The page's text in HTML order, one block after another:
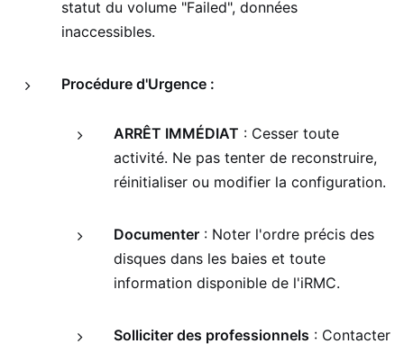
statut du volume "Failed", données
inaccessibles.
Procédure d'Urgence :
ARRÊT IMMÉDIAT : Cesser toute
activité. Ne pas tenter de reconstruire,
réinitialiser ou modifier la configuration.
Documenter : Noter l'ordre précis des
disques dans les baies et toute
information disponible de l'iRMC.
Solliciter des professionnels : Contacter